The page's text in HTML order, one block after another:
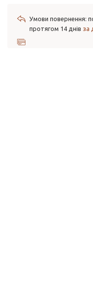
протягом 14 днів за